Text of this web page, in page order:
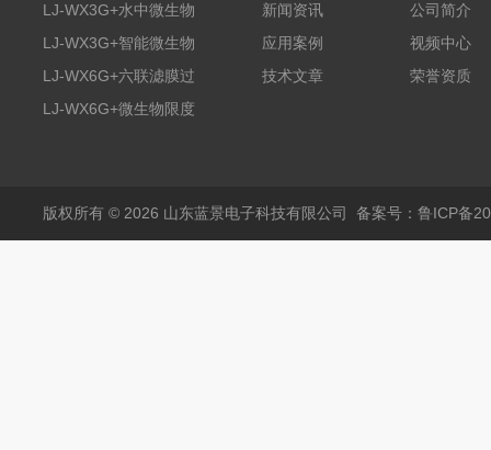
LJ-WX3G+水中微生物
膜过滤装置
LJ-WX3G+智能微生物
限度仪
LJ-WX6G+六联滤膜过
滤器
LJ-WX6G+微生物限度
新闻资讯
应用案例
技术文章
公司简介
视频中心
荣誉资质
版权所有 © 2026 山东蓝景电子科技有限公司 备案号：鲁ICP备